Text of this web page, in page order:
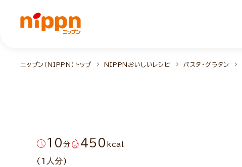
ニップン（NIPPN）トップ NIPPNおいしいレシピ パスタ・グラタン
10 分 450 kcal
(1人分)